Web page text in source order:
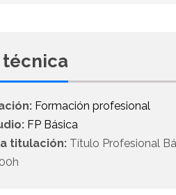
técnica
Formación profesional
FP Básica
titulación: Título Profesional